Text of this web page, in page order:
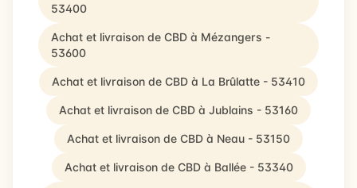
53400
Achat et livraison de CBD à Mézangers -
53600
Achat et livraison de CBD à La Brûlatte - 53410
Achat et livraison de CBD à Jublains - 53160
Achat et livraison de CBD à Neau - 53150
Achat et livraison de CBD à Ballée - 53340